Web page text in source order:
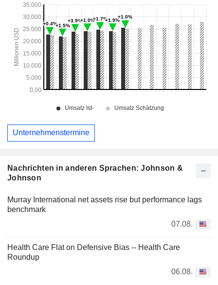
Nachrichten in anderen Sprachen: Johnson &
Johnson
Murray International net assets rise but performance lags
benchmark
07.08.
Health Care Flat on Defensive Bias -- Health Care
Roundup
06.08.
Unternehmenstermine